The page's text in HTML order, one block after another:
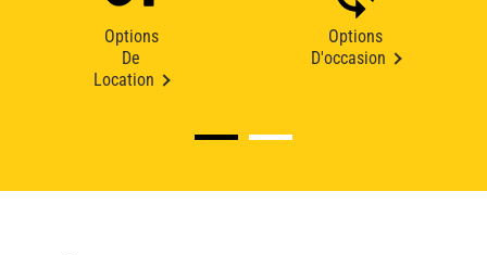
Options
De
Location
Options
D'occasion